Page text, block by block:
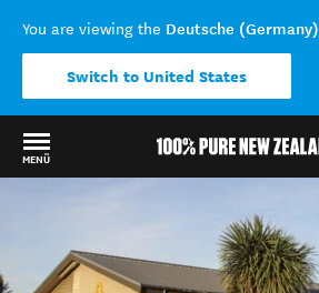
You are viewing the Deutsche (Germany)
Switch to United States
MENÜ